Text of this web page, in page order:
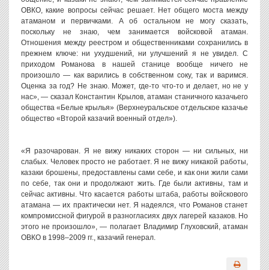
ОВКО, какие вопросы сейчас решает. Нет общего моста между
атаманом и первичками. А об остальном не могу сказать,
поскольку не знаю, чем занимается войсковой атаман.
Отношения между реестром и общественниками сохранились в
прежнем ключе: ни ухудшений, ни улучшений я не увидел. С
приходом Романова в нашей станице вообще ничего не
произошло — как варились в собственном соку, так и варимся.
Оценка за год? Не знаю. Может, где-то что-то и делает, но не у
нас», — сказал Константин Крылов, атаман станичного казачьего
общества «Белые крылья» (Верхнеуральское отдельское казачье
общество «Второй казачий военный отдел»).
«Я разочарован. Я не вижу никаких сторон — ни сильных, ни
слабых. Человек просто не работает. Я не вижу никакой работы,
казаки брошены, предоставлены сами себе, и как они жили сами
по себе, так они и продолжают жить. Где были активны, там и
сейчас активны. Что касается работы штаба, работы войскового
атамана — их практически нет. Я надеялся, что Романов станет
компромиссной фигурой в разногласиях двух лагерей казаков. Но
этого не произошло», — полагает Владимир Глуховский, атаман
ОВКО в 1998–2009 гг., казачий генерал.